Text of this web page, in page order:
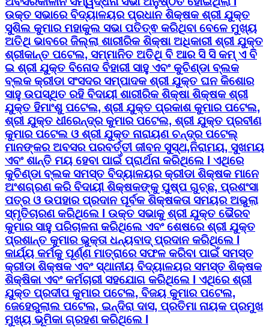
ଉକ୍ତ ସଭାରେ ବିଦ୍ୟାଳୟର ପ୍ରଧାନ ଶିକ୍ଷକ ଶ୍ରୀ ଯୁକ୍ତ
ସୁଶିଲ କୁମାର ମହାକୁଲ ସଭା ପତିତ୍ଵ କରିଥିବା ବେଳେ ମୁଖ୍ୟ
ଅତିଥି ଭାବରେ ଜିଲ୍ଲା ଶାରୀରିକ ଶିକ୍ଷା ଅଧିକାରୀ ଶ୍ରୀ ଯୁକ୍ତ
ଶ୍ରୀକାନ୍ତ ପଟେଲ, ସମ୍ମାନିତ ଅତିଥି ବି ଆର ସି ସି କମ୍ ଏ ବି
ଇ ଶ୍ରୀ ଯୁକ୍ତ ବିନୋଦ ବିହାରୀ ସାହୁ ଏବଂ କୁଚିଣ୍ଡା ବ୍ଲକ
ବ୍ଲକ କ୍ରୀଡା ସଂସଦର ସମ୍ପାଦକ ଶ୍ରୀ ଯୁକ୍ତ ଘନ କିଶୋର
ସାହୁ ଉପସ୍ଥିତ ରହି ବିଦାୟୀ ଶାରୀରିକ ଶିକ୍ଷା ଶିକ୍ଷକ ଶ୍ରୀ
ଯୁକ୍ତ ହିମାଂଶୁ ପଟେଲ, ଶ୍ରୀ ଯୁକ୍ତ ପ୍ରକାଶ କୁମାର ପଟେଲ,
ଶ୍ରୀ ଯୁକ୍ତ ଧୀରେନ୍ଦ୍ର କୁମାର ପଟେଲ, ଶ୍ରୀ ଯୁକ୍ତ ପ୍ରବୀଣ
କୁମାର ପଟେଲ ଓ ଶ୍ରୀ ଯୁକ୍ତ ନାରାୟଣ ଚନ୍ଦ୍ର ପଟେଲ୍
ମାନଙ୍କର ଅବସର ପରବର୍ତ୍ତୀ ଜୀବନ ସୁସ୍ଥ,ନିରାମୟ, ସୁଖମୟ
ଏବଂ ଶାନ୍ତି ମୟ ହେବା ପାଇଁ ପ୍ରାର୍ଥନା କରିଥିଲେ l ଏଥିରେ
କୁଚିଣ୍ଡା ବ୍ଲକ ସମସ୍ତ ବିଦ୍ୟାଳୟର କ୍ରୀଡା ଶିକ୍ଷକ ମାନେ
ଅଂଶଗ୍ରଣ କରି ବିଦାୟୀ ଶିକ୍ଷକଙ୍କୁ ପୁଷ୍ପ ଗୁଚ୍ଛ, ପ୍ରଶଂସା
ପତ୍ର ଓ ଉପହାର ପ୍ରଦାନ ପୂର୍ବକ ଶିକ୍ଷକତା ସମୟର ଅଭୁଲା
ସ୍ମୃତିଚାରଣ କରିଥିଲେ l ଉକ୍ତ ସଭାକୁ ଶ୍ରୀ ଯୁକ୍ତ ଭୈରବ
କୁମାର ସାହୁ ପରିଚାଳନା କରିଥିଲେ ଏବଂ ଶେଷରେ ଶ୍ରୀ ଯୁକ୍ତ
ପ୍ରଶାନ୍ତ କୁମାର ଭୁକ୍ତା ଧନ୍ୟବାଦ୍ ପ୍ରଦାନ କରିଥିଲେ l
କାର୍ଯ୍ୟ କର୍ମକୁ ପୂର୍ଣ୍ଣ ମାତ୍ରାରେ ସଫଳ କରିବା ପାଇଁ ସମସ୍ତ
କ୍ରୀଡା ଶିକ୍ଷକ ଏବଂ ସ୍ଥାନୀୟ ବିଦ୍ୟାଳୟର ସମସ୍ତ ଶିକ୍ଷକ
ଶିକ୍ଷିକା ଏବଂ କର୍ମଚାରୀ ସହଯୋଗ କରିଥିଲେ l ଏଥିରେ ଶ୍ରୀ
ଯୁକ୍ତ ପ୍ରଦୀପ କୁମାର ପଟେଲ, ବିଜୟ କୁମାର ପଟେଲ,
ଜେହେରୁଲାଲ ପଟେଲ, ଇନ୍ଦିରା ଦାସ, ପ୍ରତିମା ନାୟକ ପ୍ରମୁଖ
ମୁଖ୍ୟ ଭୂମିକା ଗ୍ରହଣ କରିଥିଲେ l